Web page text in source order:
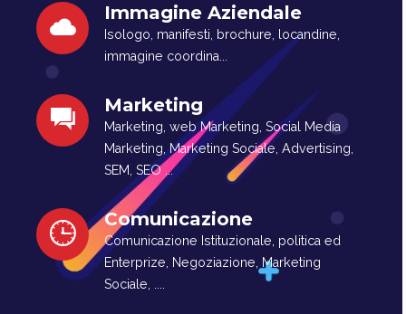
Immagine Aziendale
Isologo, manifesti, brochure, locandine,
immagine coordina...
Marketing
Marketing, web Marketing, Social Media
Marketing, Marketing Sociale, Advertising,
SEM, SEO ...
Comunicazione
Comunicazione Istituzionale, politica ed
Enterprize, Negoziazione, Marketing
Sociale, ....